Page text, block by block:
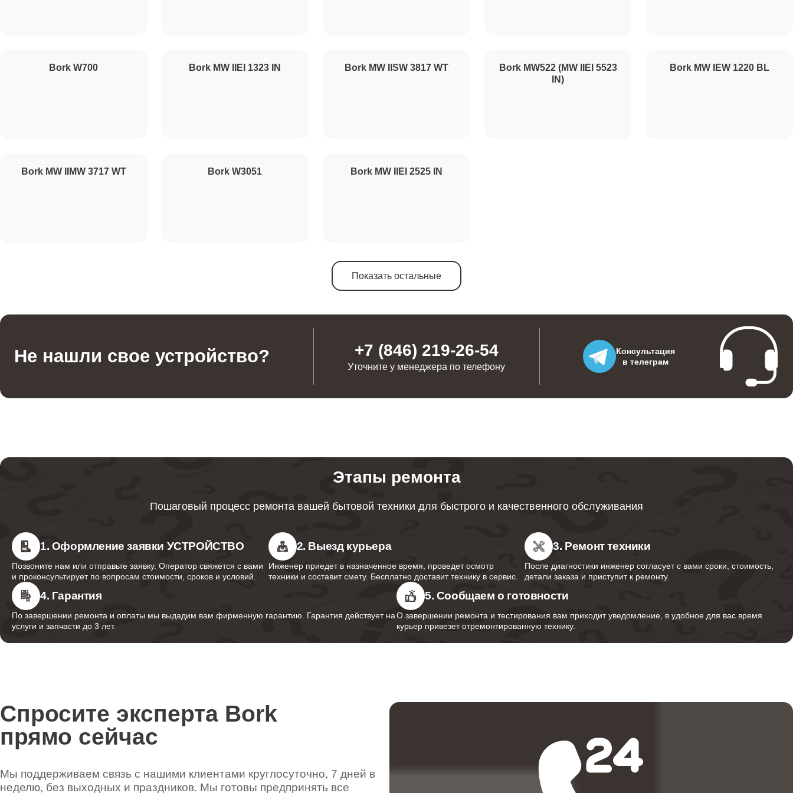
Bork W700 Bork MW IIEI 1323 IN Bork MW IISW 3817 WT
Bork MW522 (MW IIEI 5523
IN)
Bork MW IEW 1220 BL
Bork MW IIMW 3717 WT Bork W3051 Bork MW IIEI 2525 IN
Показать остальные
Не нашли свое устройство? +7 (846) 219-26-54
Уточните у менеджера по телефону
Консультация
в телеграм
Этапы ремонта
Пошаговый процесс ремонта вашей бытовой техники для быстрого и качественного обслуживания
1. Оформление заявки УСТРОЙСТВО
Позвоните нам или отправьте заявку. Оператор свяжется с вами
и проконсультирует по вопросам стоимости, сроков и условий.
2. Выезд курьера
Инженер приедет в назначенное время, проведет осмотр
техники и составит смету. Бесплатно доставит технику в сервис.
3. Ремонт техники
После диагностики инженер согласует с вами сроки, стоимость,
детали заказа и приступит к ремонту.
4. Гарантия
По завершении ремонта и оплаты мы выдадим вам фирменную гарантию. Гарантия действует на
услуги и запчасти до 3 лет.
5. Сообщаем о готовности
О завершении ремонта и тестирования вам приходит уведомление, в удобное для вас время
курьер привезет отремонтированную технику.
Спросите эксперта Bork
прямо сейчас
Мы поддерживаем связь с нашими клиентами круглосуточно, 7 дней в
неделю, без выходных и праздников. Мы готовы предпринять все